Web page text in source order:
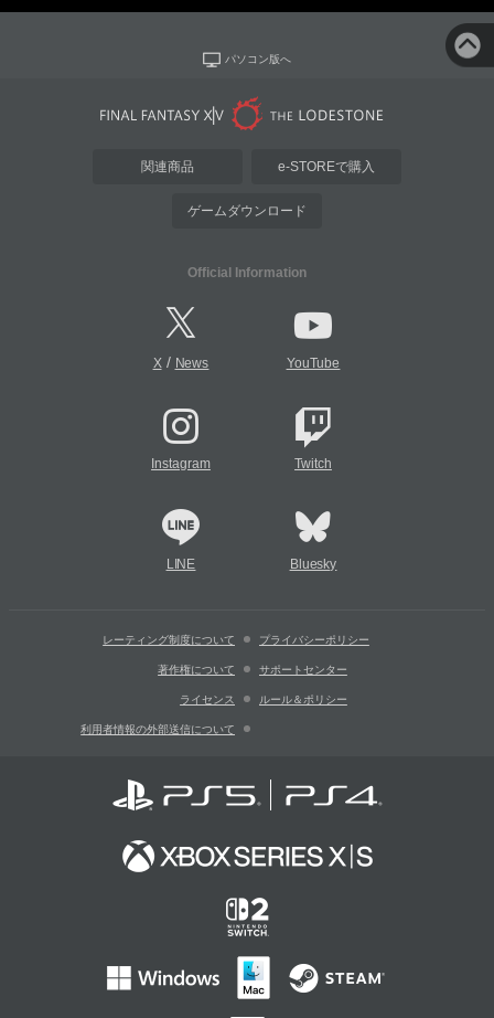
パソコン版へ
関連商品 e-STOREで購入
ゲームダウンロード
Official Information
X/ News YouTube
Instagram Twitch
LINE Bluesky
レーティング制度について プライバシーポリシー
著作権について サポートセンター
ライセンス ルール＆ポリシー
利用者情報の外部送信について